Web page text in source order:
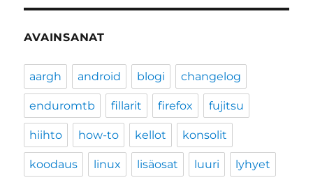
AVAINSANAT
aargh android blogi changelog
enduromtb fillarit firefox fujitsu
hiihto how-to kellot konsolit
koodaus linux lisäosat luuri lyhyet